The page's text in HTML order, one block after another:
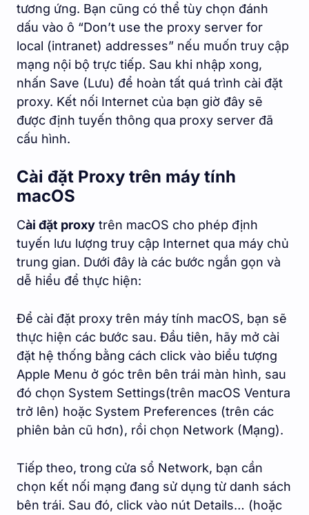
tương ứng. Bạn cũng có thể tùy chọn đánh
dấu vào ô “Don’t use the proxy server for
local (intranet) addresses” nếu muốn truy cập
mạng nội bộ trực tiếp. Sau khi nhập xong,
nhấn Save (Lưu) để hoàn tất quá trình cài đặt
proxy. Kết nối Internet của bạn giờ đây sẽ
được định tuyến thông qua proxy server đã
cấu hình.
Cài đặt Proxy trên máy tính
macOS
Cài đặt proxy trên macOS cho phép định
tuyến lưu lượng truy cập Internet qua máy chủ
trung gian. Dưới đây là các bước ngắn gọn và
dễ hiểu để thực hiện:
Để cài đặt proxy trên máy tính macOS, bạn sẽ
thực hiện các bước sau. Đầu tiên, hãy mở cài
đặt hệ thống bằng cách click vào biểu tượng
Apple Menu ở góc trên bên trái màn hình, sau
đó chọn System Settings(trên macOS Ventura
trở lên) hoặc System Preferences (trên các
phiên bản cũ hơn), rồi chọn Network (Mạng).
Tiếp theo, trong cửa sổ Network, bạn cần
chọn kết nối mạng đang sử dụng từ danh sách
bên trái. Sau đó, click vào nút Details… (hoặc